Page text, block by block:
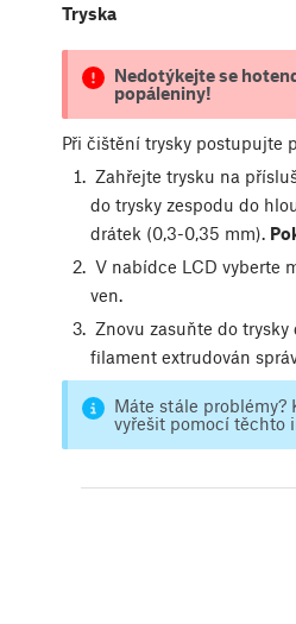
Tryska
Nedotýkejte se
popáleniny!
Při čištění trysky postupujte
Zahřejte trysku na
do trysky zespodu do
drátek (0,3-0,35 mm).
V nabídce LCD vyberte
ven.
Znovu zasuňte do
filament extrudován
Máte stále problémy?
vyřešit pomocí těchto